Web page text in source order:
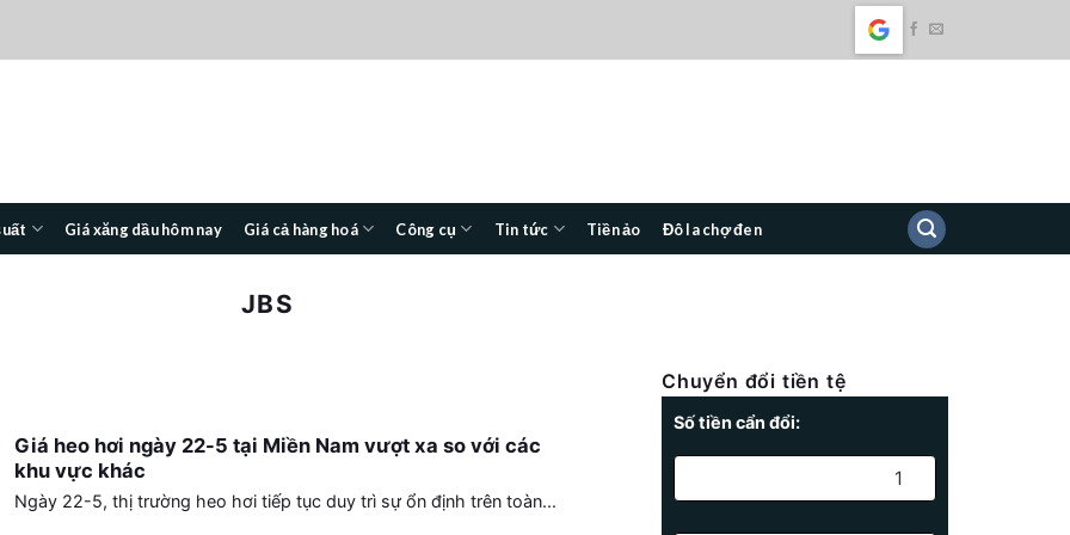
Giá xăng dầu hôm nay Giá cả hàng hoá Công cụ Tin tức Tiền ảo Đô la chợ đen
JBS
Giá heo hơi ngày 22-5 tại Miền Nam vượt xa so với các
khu vực khác
Ngày 22-5, thị trường heo hơi tiếp tục duy trì sự ổn định trên toàn...
Chuyển đổi tiền tệ
Số tiền cẩn đổi: